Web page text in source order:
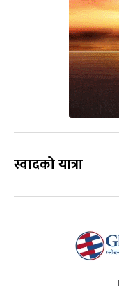
स्वादको यात्रा